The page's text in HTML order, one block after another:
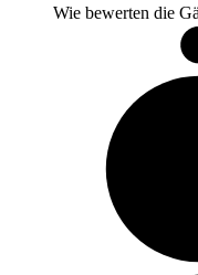
Wie bewerten die